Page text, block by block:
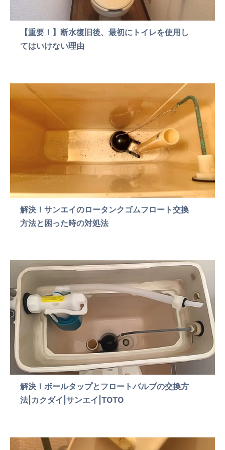
【重要！】断水復旧後、最初にトイレを使用し
てはいけない理由
解決！サンエイのロータンクゴムフロート交換
方法と困った時の対処法
解決！ボールタップとフロートバルブの交換方
法|カクダイ|サンエイ|TOTO